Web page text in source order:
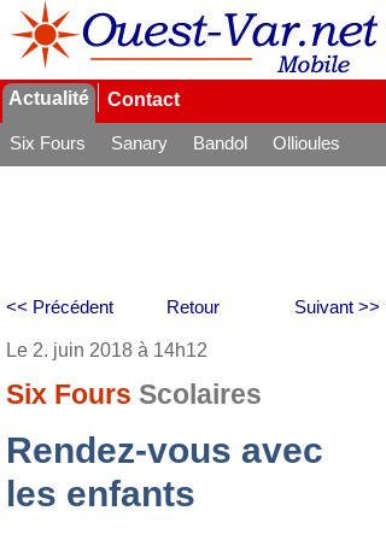
Actualité Contact
Six Fours Sanary Bandol
Ollioules
Retour
<< Précédent Suivant >>
Le 2. juin 2018 à 14h12
Six Fours Scolaires
Rendez-vous avec
les enfants